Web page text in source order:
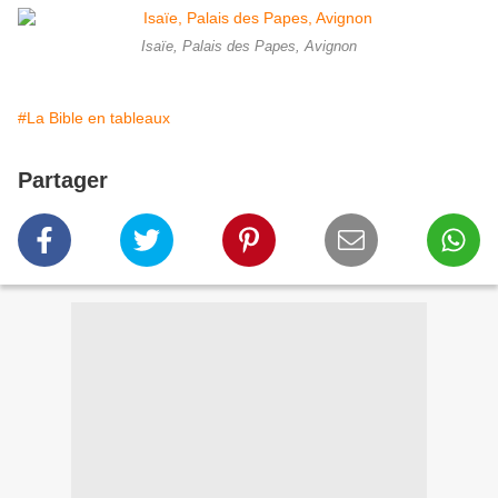
Isaïe, Palais des Papes, Avignon
#La Bible en tableaux
Partager